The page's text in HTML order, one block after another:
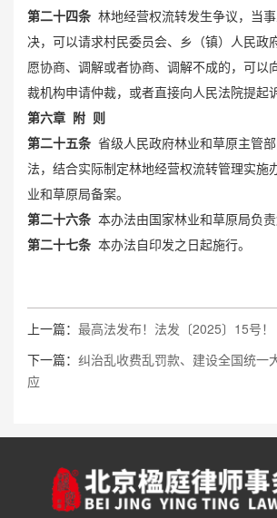
第二十四条 林地经营权流转发生争议，当
决，可以请求村民委员会、乡（镇）人民政
愿协商、调解或者协商、调解不成的，可以
裁机构申请仲裁，或者直接向人民法院提起
第六章 附 则
第二十五条 省级人民政府林业和草原主管
法，结合实际制定林地经营权流转管理实施
业和草原局备案。
第二十六条 本办法由国家林业和草原局负责
第二十七条 本办法自印发之日起施行。
上一篇： 最高法发布！法发〔2025〕15号！
下一篇： 纠治乱收费乱罚款、建设全国统一
应